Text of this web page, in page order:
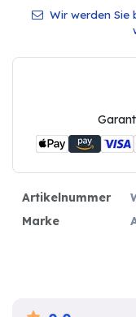
Wir werden
Artikelnummer
Marke